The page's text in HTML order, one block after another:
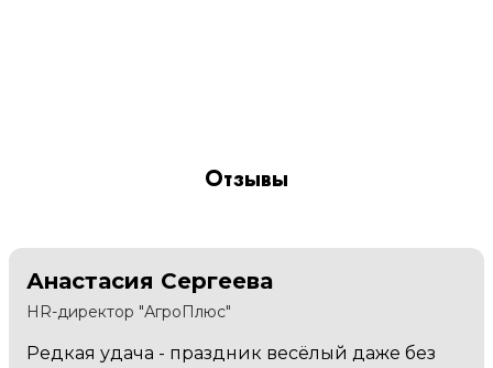
Отзывы
Анастасия Сергеева
HR-директор "АгроПлюс"
Редкая удача - праздник весёлый даже без